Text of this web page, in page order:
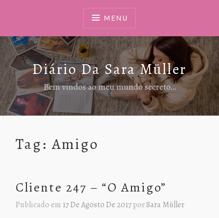
MENU
Diário Da Sara Müller
Bem vindos ao meu mundo secreto…
Tag: Amigo
Cliente 247 – “O Amigo”
Publicado em 17 De Agosto De 2017porSara Müller